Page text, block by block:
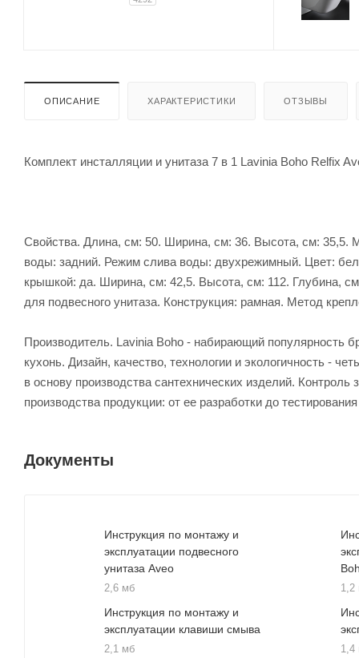
ОПИСАНИЕ ХАРАКТЕРИСТИКИ ОТЗЫВЫ
Комплект инсталляции и унитаза 7 в 1 Lavinia Boho Relfix
Свойства. Длина, см: 50. Ширина, см: 36. Высота, см:
воды: задний. Режим слива воды: двухрежимный. Цвет:
крышкой: да. Ширина, см: 42,5. Высота, см: 112. Глубина,
для подвесного унитаза. Конструкция: рамная. Метод
Производитель. Lavinia Boho - набирающий популярность
кухонь. Дизайн, качество, технологии и экологичность -
в основу производства сантехнических изделий.
производства продукции: от ее разработки до
Документы
Инструкция по монтажу и
эксплуатации подвесного
унитаза Aveo
2,6 мб 1,2
Инструкция по монтажу и
эксплуатации клавиши смыва
2,1 мб 1,4